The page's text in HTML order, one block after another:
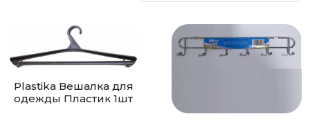
Plastika Вешалка для
одежды Пластик 1шт